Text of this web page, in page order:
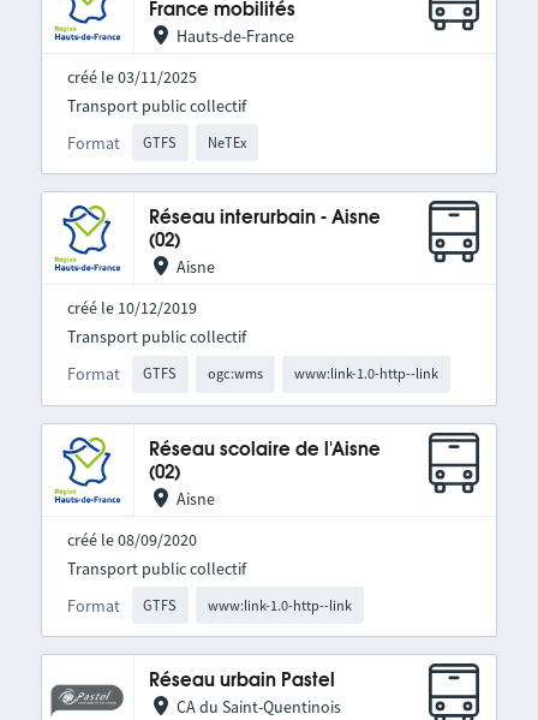
France mobilités
Hauts-de-France
créé le 03/11/2025
Format GTFS NeTEx
Transport public collectif
Réseau interurbain - Aisne
(02)
Aisne
créé le 10/12/2019
Format GTFS ogc:wms www:link-1.0-http--link
Transport public collectif
Réseau scolaire de l'Aisne
(02)
Aisne
créé le 08/09/2020
Format GTFS www:link-1.0-http--link
Transport public collectif
Réseau urbain Pastel
CA du Saint-Quentinois